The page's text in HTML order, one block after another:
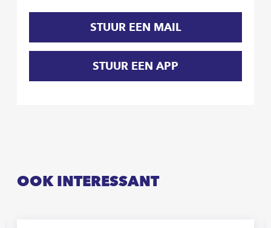
STUUR EEN MAIL
STUUR EEN APP
OOK INTERESSANT